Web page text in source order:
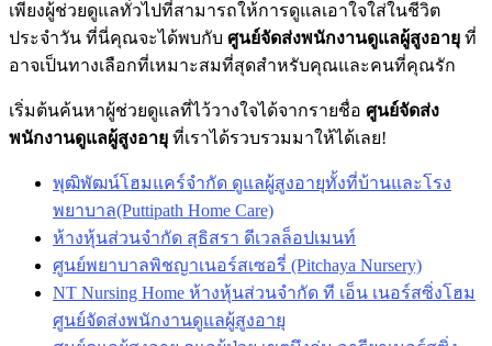
เพียงผู้ช่วยดูแลทั่วไปที่สามารถให้การดูแลเอาใจใส่ในชีวิต
ประจำวัน ที่นี่คุณจะได้พบกับ ศูนย์จัดส่งพนักงานดูแลผู้สูงอายุ ที่
อาจเป็นทางเลือกที่เหมาะสมที่สุดสำหรับคุณและคนที่คุณรัก
เริ่มต้นค้นหาผู้ช่วยดูแลที่ไว้วางใจได้จากรายชื่อ ศูนย์จัดส่ง
พนักงานดูแลผู้สูงอายุ ที่เราได้รวบรวมมาให้ได้เลย!
พุฒิพัฒน์โฮมแคร์จำกัด ดูแลผู้สูงอายุทั้งที่บ้านและโรง
พยาบาล(Puttipath Home Care)
ห้างหุ้นส่วนจำกัด สุธิสรา ดีเวลล็อปเมนท์
ศูนย์พยาบาลพิชญาเนอร์สเซอรี่ (Pitchaya Nursery)
NT Nursing Home ห้างหุ้นส่วนจำกัด ที เอ็น เนอร์สซิ่งโฮม
ศูนย์จัดส่งพนักงานดูแลผู้สูงอายุ